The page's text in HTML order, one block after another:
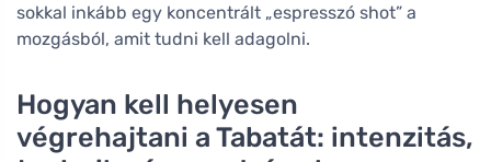
sokkal inkább egy koncentrált „espresszó shot” a
mozgásból, amit tudni kell adagolni.
Hogyan kell helyesen
végrehajtani a Tabatát: intenzitás,